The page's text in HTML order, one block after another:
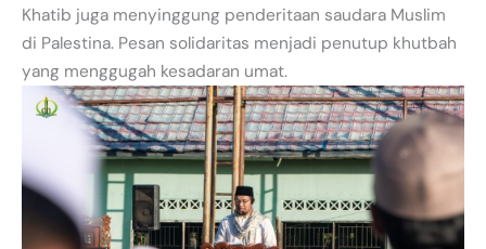
Khatib juga menyinggung penderitaan saudara Muslim
di Palestina. Pesan solidaritas menjadi penutup khutbah
yang menggugah kesadaran umat.